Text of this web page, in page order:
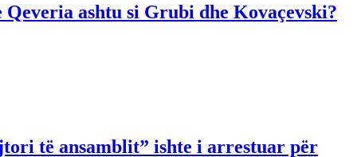
ashtu si Grubi dhe Kovaçevski?
të ansamblit” ishte i arrestuar për